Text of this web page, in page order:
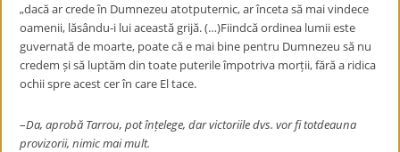
„dacă ar crede în Dumnezeu atotputernic, ar înceta să mai vindece
oamenii, lăsându-i lui această grijă. (…)Fiindcă ordinea lumii este
guvernată de moarte, poate că e mai bine pentru Dumnezeu să nu
credem și să luptăm din toate puterile împotriva morții, fără a ridica
ochii spre acest cer în care El tace.
–Da, aprobă Tarrou, pot înțelege, dar victoriile dvs. vor fi totdeauna
provizorii, nimic mai mult.